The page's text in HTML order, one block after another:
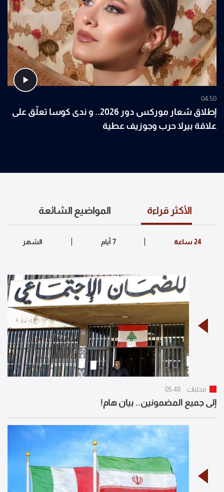
04:50
إطلاق شعار موركس دور 2026.. و ندى كوسا تعلّق على
علاقة بيرلا حرب وجوزيف عطية
الأكثر قراءة المواضيع الشائعة
محليات 05:48
إلى جميع المضمونين.. بيان هام!